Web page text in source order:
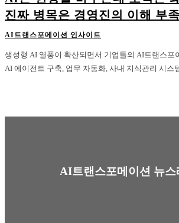
진짜 병목은 경영진의 이해 부족
AI트랜스포메이션 인사이트
생성형 AI 열풍이 확산되면서 기업들의 AI트랜스
AI 에이전트 구축, 업무 자동화, 사내 지식관리 시스
AI트랜스포메이션 뉴스